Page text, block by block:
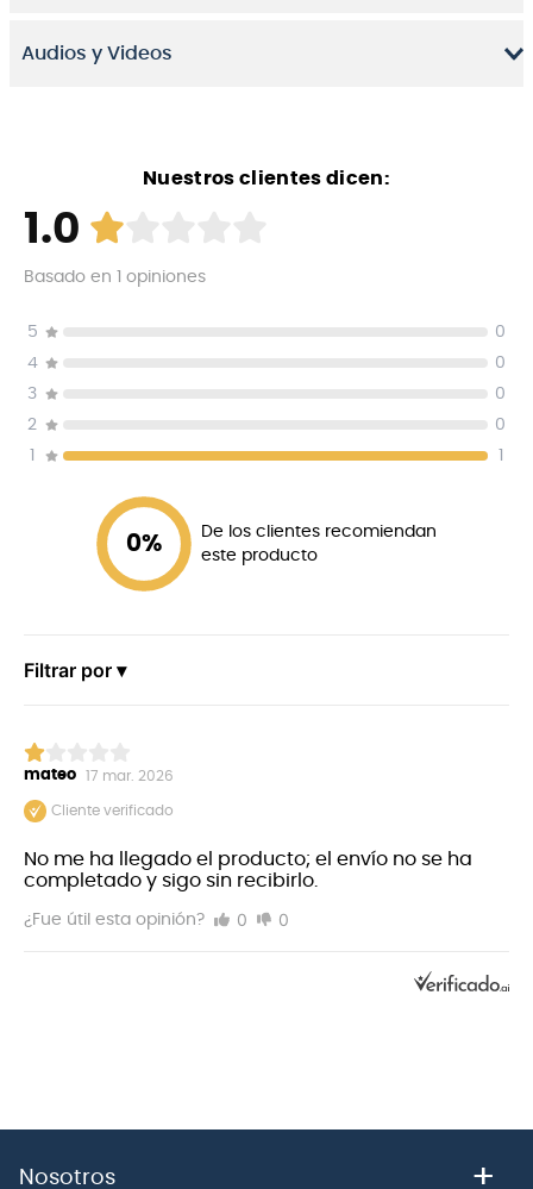
Audios y Videos
Nuestros clientes dicen:
1.0
Basado en opiniones
5
0
4
0
3
0
2
0
0%
De los clientes recomiendan
este producto
Filtrar por ▾
mateo 17 mar. 2026
Cliente verificado
No me ha llegado el producto; el envío no se ha
completado y sigo sin recibirlo.
¿Fue útil esta opinión? 0 0
Nosotros +